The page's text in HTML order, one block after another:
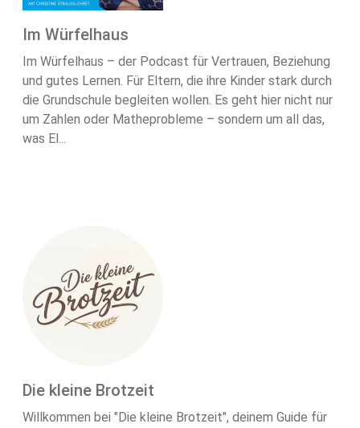
Im Würfelhaus
Im Würfelhaus – der Podcast für Vertrauen, Beziehung
und gutes Lernen. Für Eltern, die ihre Kinder stark durch
die Grundschule begleiten wollen. Es geht hier nicht nur
um Zahlen oder Matheprobleme – sondern um all das,
was El...
Die kleine Brotzeit
Willkommen bei "Die kleine Brotzeit", deinem Guide für